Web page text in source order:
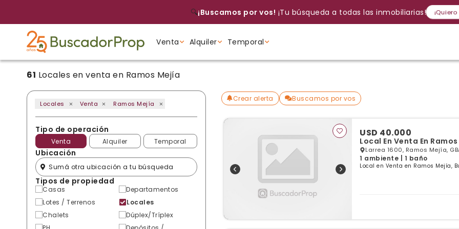
🔍¡Buscamos por vos! ¡Tu búsqueda a todas las inmobiliarias!
Venta
Tipo de propiedad
Alquiler
Tipo de propiedad
Temporal
Tipo de propiedad
Cancelar Si, eliminar
Gracias
61 Locales en venta en Ramos Mejía
Locales Venta Ramos Mejía
Tipo de operación
Venta Alquiler Temporal
Ubicación
Tipos de propiedad
Casas
Departamentos
Lotes / Terrenos
Locales
Chalets
Dúplex/Tríplex
Crear alerta Buscamos por vos
USD 40.000
Local En Venta En
Larrea 1600, Ramos Mejía,
1 ambiente | 1 baño
Local en Venta en Ramos Mejía,